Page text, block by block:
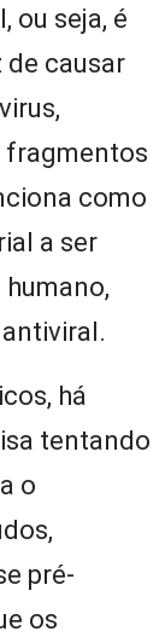
ou seja, é
de causar
fragmentos
como
a ser
há
tentando
o
pré-
os